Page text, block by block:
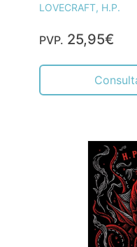
LOVECRAFT, H.P.
PVP. 25,95€